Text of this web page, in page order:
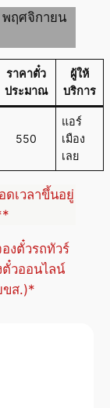
พฤศจิกายน
ราคาตั๋ว
ประมาณ
ผู้ให้
บริการ
550
แอร์
เมือง
เลย
ดเวลาขึ้นอยู่
งตั๋วรถทัวร์
ตั๋วออนไลน์
ขส.)*